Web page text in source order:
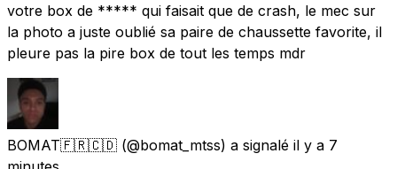
votre box de ***** qui faisait que de crash, le mec sur
la photo a juste oublié sa paire de chaussette favorite, il
pleure pas la pire box de tout les temps mdr
BOMAT🇫🇷🇨🇩 (@bomat_mtss) a signalé il y a 7